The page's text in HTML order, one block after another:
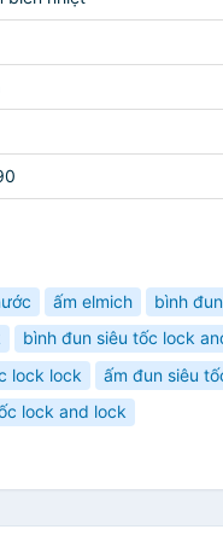
ấm elmich
bình
bình đun siêu tốc lock
lock lock
ấm đun siêu
lock and lock